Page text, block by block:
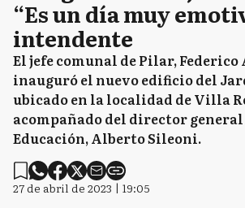
“Es un día muy
intendente
El jefe comunal de Pilar, Federico
inauguró el nuevo edificio del
ubicado en la localidad de Villa
acompañado del director
Educación, Alberto Sileoni.
27 de abril de 2023 | 19:05